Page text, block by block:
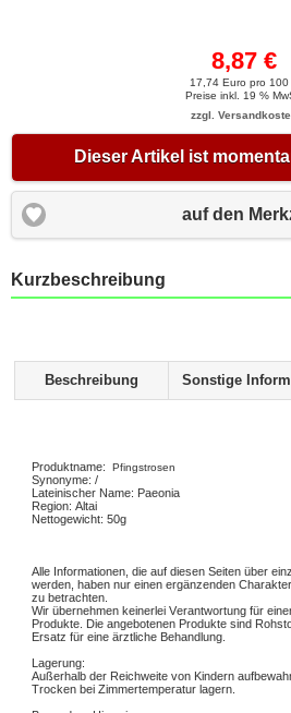
8,87 €
17,74 Euro pro 100
Preise inkl. 19 %
zzgl.
Dieser Artikel ist
auf den
Kurzbeschreibung
Beschreibung
Produktname: Pfingstrosen
Synonyme: /
Lateinischer Name: Paeonia
Region: Altai
Nettogewicht: 50g
Alle Informationen, die auf diesen Seiten über
werden, haben nur einen ergänzenden
zu betrachten.
Wir übernehmen keinerlei Verantwortung für
Produkte. Die angebotenen Produkte sind
Ersatz für eine ärztliche Behandlung.
Lagerung:
Außerhalb der Reichweite von Kindern
Trocken bei Zimmertemperatur lagern.